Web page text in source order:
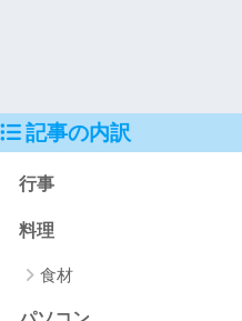
記事の内訳
行事
料理
食材